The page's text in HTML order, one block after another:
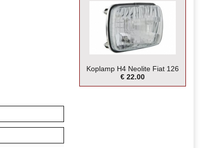
Koplamp H4 Neolite Fiat 126
€ 22.00